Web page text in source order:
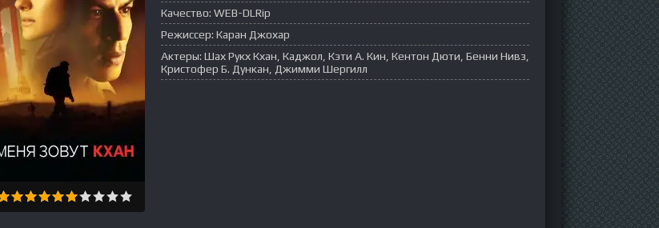
Качество: WEB-DLRip
Режиссер: Каран Джохар
Актеры: Шах Рукх Кхан, Каджол, Кэти А. Кин, Кентон Дюти, Бенни Нивз,
Кристофер Б. Дункан, Джимми Шергилл